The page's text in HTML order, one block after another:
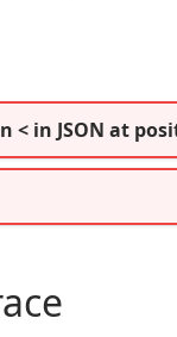
< in JSON at